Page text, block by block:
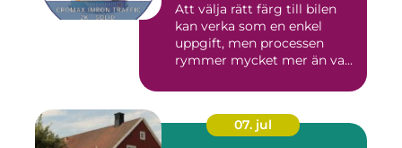
Att välja rätt färg till bilen
kan verka som en enkel
uppgift, men processen
rymmer mycket mer än va...
07. jul